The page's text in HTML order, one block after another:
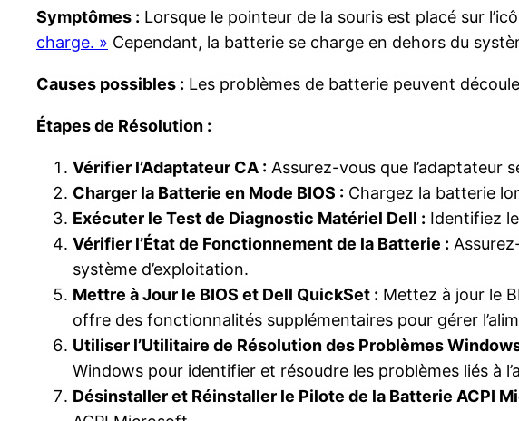
Symptômes : Lorsque le pointeur de la souris est placé sur
charge. » Cependant, la batterie se charge en dehors du
Causes possibles : Les problèmes de batterie peuvent
Étapes de Résolution :
Vérifier l’Adaptateur CA : Assurez-vous que
Charger la Batterie en Mode BIOS : Chargez la batterie
Exécuter le Test de Diagnostic Matériel Dell : Identifiez
Vérifier l’État de Fonctionnement de la Batterie :
système d’exploitation.
Mettre à Jour le BIOS et Dell QuickSet : Mettez à jour le
offre des fonctionnalités supplémentaires pour gérer
Utiliser l’Utilitaire de Résolution des Problèmes
Windows pour identifier et résoudre les problèmes liés à
Désinstaller et Réinstaller le Pilote de la Batterie ACPI